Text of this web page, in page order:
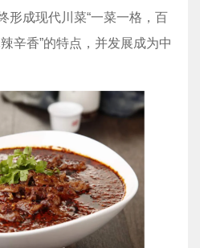
形成现代川菜“一菜一格，百
辛香”的特点，并发展成为中